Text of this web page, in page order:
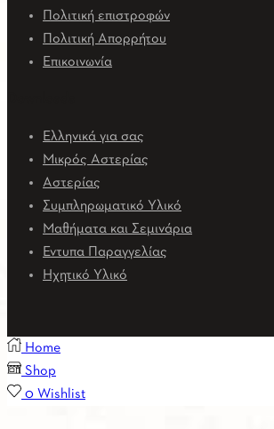
Πολιτική επιστροφών
Πολιτική Απορρήτου
Επικοινωνία
Ελληνικά για σας
Μικρός Αστερίας
Αστερίας
Συμπληρωματικό Υλικό
Μαθήματα και Σεμινάρια
Εντυπα Παραγγελίας
Ηχητικό Υλικό
Home
Shop
0 Wishlist